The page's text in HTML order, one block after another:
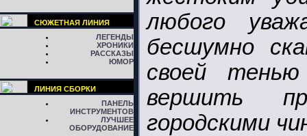
СЮЖЕТНАЯ ЛИНИЯ
ЛЕГЕНДЫ
ХРОНИКИ
РАССКАЗЫ
ЮМОР
ЛИНИЯ СБОРКИ
ПАНЕЛЬ
ИНСТРУМЕНТОВ
ЛУЧШЕЕ
ОБОРУДОВАНИЕ
любого
бесшумно
своей
вершить
городскими